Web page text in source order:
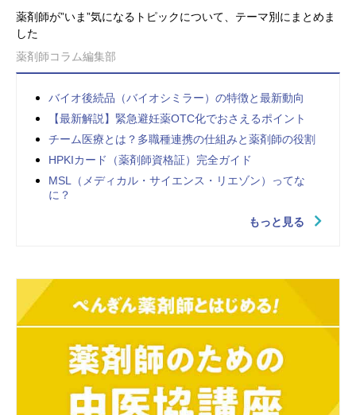
薬剤師が”いま”気になるトピックについて、テーマ別にまとめま
した
薬剤師コラム編集部
バイオ後続品（バイオシミラー）の特徴と最新動向
【最新解説】緊急避妊薬OTC化でおさえるポイント
チーム医療とは？多職種連携の仕組みと薬剤師の役割
HPKIカード（薬剤師資格証）完全ガイド
MSL（メディカル・サイエンス・リエゾン）ってな
に？
もっと見る